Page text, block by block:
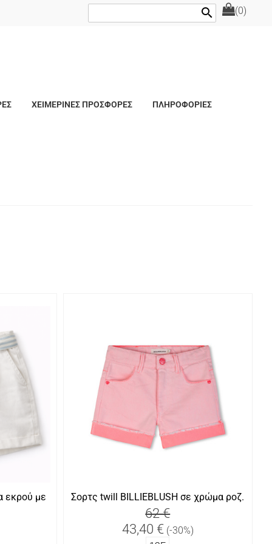
(0)
search
ΧΕΙΜΕΡΙΝΕΣ ΠΡΟΣΦΟΡΕΣ ΠΛΗΡΟΦΟΡΙΕΣ
εκρού με Σορτς twill BILLIEBLUSH σε χρώμα ροζ.
62 €
43,40 € (-30%)